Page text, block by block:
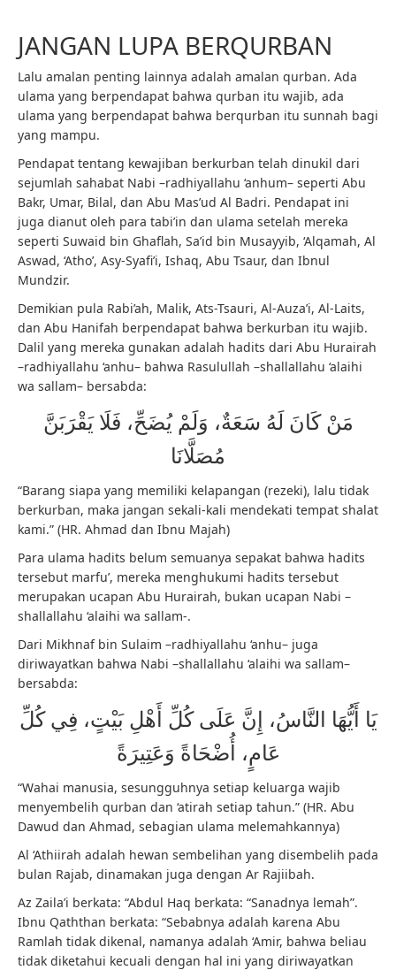
JANGAN LUPA BERQURBAN
Lalu amalan penting lainnya adalah amalan qurban. Ada
ulama yang berpendapat bahwa qurban itu wajib, ada
ulama yang berpendapat bahwa berqurban itu sunnah bagi
yang mampu.
Pendapat tentang kewajiban berkurban telah dinukil dari
sejumlah sahabat Nabi –radhiyallahu ‘anhum– seperti Abu
Bakr, Umar, Bilal, dan Abu Mas’ud Al Badri. Pendapat ini
juga dianut oleh para tabi’in dan ulama setelah mereka
seperti Suwaid bin Ghaflah, Sa’id bin Musayyib, ‘Alqamah, Al
Aswad, ‘Atho’, Asy-Syafi’i, Ishaq, Abu Tsaur, dan Ibnul
Mundzir.
Demikian pula Rabi’ah, Malik, Ats-Tsauri, Al-Auza’i, Al-Laits,
dan Abu Hanifah berpendapat bahwa berkurban itu wajib.
Dalil yang mereka gunakan adalah hadits dari Abu Hurairah
–radhiyallahu ‘anhu– bahwa Rasulullah –shallallahu ‘alaihi
wa sallam– bersabda:
مَنْ كَانَ لَهُ سَعَةٌ، وَلَمْ يُضَحِّ، فَلَا يَقْرَبَنَّ
مُصَلَّانَا
“Barang siapa yang memiliki kelapangan (rezeki), lalu tidak
berkurban, maka jangan sekali-kali mendekati tempat shalat
kami.” (HR. Ahmad dan Ibnu Majah)
Para ulama hadits belum semuanya sepakat bahwa hadits
tersebut marfu’, mereka menghukumi hadits tersebut
merupakan ucapan Abu Hurairah, bukan ucapan Nabi –
shallallahu ‘alaihi wa sallam-.
Dari Mikhnaf bin Sulaim –radhiyallahu ‘anhu– juga
diriwayatkan bahwa Nabi –shallallahu ‘alaihi wa sallam–
bersabda:
يَا أَيُّهَا النَّاسُ، إِنَّ عَلَى كُلِّ أَهْلِ بَيْتٍ، فِي كُلِّ
عَامٍ، أُضْحَاةً وَعَتِيرَةً
“Wahai manusia, sesungguhnya setiap keluarga wajib
menyembelih qurban dan ‘atirah setiap tahun.” (HR. Abu
Dawud dan Ahmad, sebagian ulama melemahkannya)
Al ‘Athiirah adalah hewan sembelihan yang disembelih pada
bulan Rajab, dinamakan juga dengan Ar Rajiibah.
Az Zaila’i berkata: “Abdul Haq berkata: “Sanadnya lemah”.
Ibnu Qaththan berkata: “Sebabnya adalah karena Abu
Ramlah tidak dikenal, namanya adalah ‘Amir, bahwa beliau
tidak diketahui kecuali dengan hal ini yang diriwayatkan